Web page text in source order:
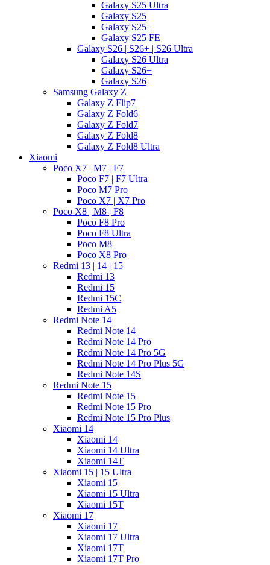
Galaxy S25 Ultra
Galaxy S25
Galaxy S25+
Galaxy S25 FE
Galaxy S26 | S26+ | S26 Ultra
Galaxy S26 Ultra
Galaxy S26+
Galaxy S26
Samsung Galaxy Z
Galaxy Z Flip7
Galaxy Z Fold6
Galaxy Z Fold7
Galaxy Z Fold8
Galaxy Z Fold8 Ultra
Xiaomi
Poco X7 | M7 | F7
Poco F7 | F7 Ultra
Poco M7 Pro
Poco X7 | X7 Pro
Poco X8 | M8 | F8
Poco F8 Pro
Poco F8 Ultra
Poco M8
Poco X8 Pro
Redmi 13 | 14 | 15
Redmi 13
Redmi 15
Redmi 15C
Redmi A5
Redmi Note 14
Redmi Note 14
Redmi Note 14 Pro
Redmi Note 14 Pro 5G
Redmi Note 14 Pro Plus 5G
Redmi Note 14S
Redmi Note 15
Redmi Note 15
Redmi Note 15 Pro
Redmi Note 15 Pro Plus
Xiaomi 14
Xiaomi 14
Xiaomi 14 Ultra
Xiaomi 14T
Xiaomi 15 | 15 Ultra
Xiaomi 15
Xiaomi 15 Ultra
Xiaomi 15T
Xiaomi 17
Xiaomi 17
Xiaomi 17 Ultra
Xiaomi 17T
Xiaomi 17T Pro